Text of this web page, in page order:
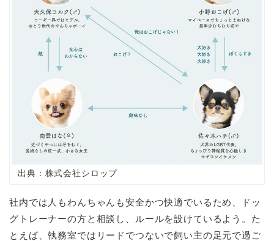
出典：株式会社シロップ
社内では人もわんちゃんも安全かつ快適でいるため、ドッ
グトレーナーの方と相談し、ルールを設けているよう。た
とえば、執務室ではリードでつないで飼い主の足元で過ご